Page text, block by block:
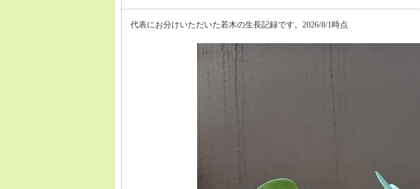
代表にお分けいただいた若木の生長記録です。2026/8/1時点